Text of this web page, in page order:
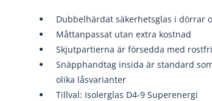
Dubbelhärdat säkerhetsglas i dörrar
Måttanpassat utan extra kostnad
Skjutpartierna är försedda med
Snäpphandtag insida är standard
olika låsvarianter
Tillval: Isolerglas D4-9 Superenergi